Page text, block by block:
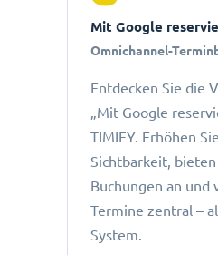
Mit Google
Omnichannel-
Entdecken Sie die
„Mit Google
TIMIFY. Erhöhen
Sichtbarkeit,
Buchungen an und
Termine zentral –
System.